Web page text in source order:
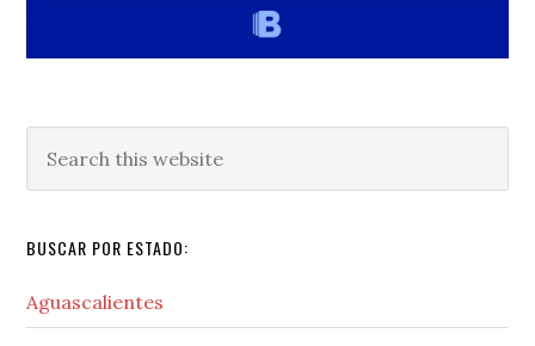
this
BUSCAR POR ESTADO:
Aguascalientes